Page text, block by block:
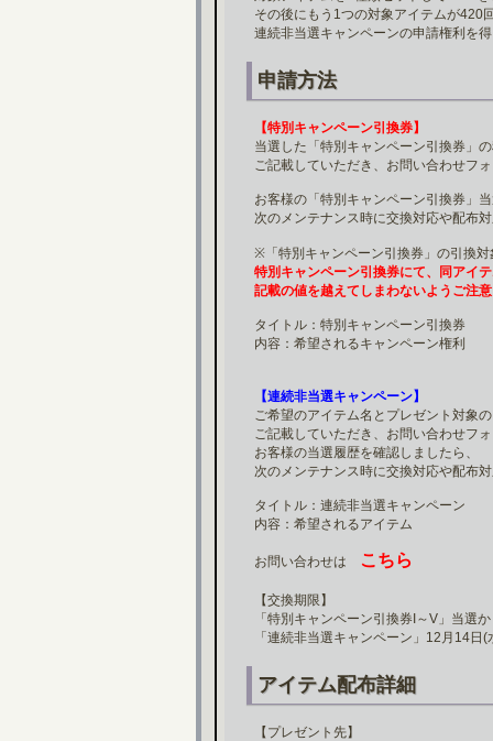
その後にもう1つの対象アイテムが420
連続非当選キャンペーンの申請権利を
申請方法
【特別キャンペーン引換券】
当選した「特別キャンペーン引換券」
ご記載していただき、お問い合わせフ
お客様の「特別キャンペーン引換券」
次のメンテナンス時に交換対応や配布
※「特別キャンペーン引換券」の引換
特別キャンペーン引換券にて、同アイ
記載の値を越えてしまわないようご注
タイトル：特別キャンペーン引換券
内容：希望されるキャンペーン権利
【連続非当選キャンペーン】
ご希望のアイテム名とプレゼント対象
ご記載していただき、お問い合わせフ
お客様の当選履歴を確認しましたら、
次のメンテナンス時に交換対応や配布
タイトル：連続非当選キャンペーン
内容：希望されるアイテム
お問い合わせは こちら
【交換期限】
「特別キャンペーン引換券I～V」当選
「連続非当選キャンペーン」12月14日
アイテム配布詳細
【プレゼント先】